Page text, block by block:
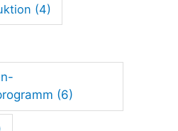
i
n
(4)
(6)